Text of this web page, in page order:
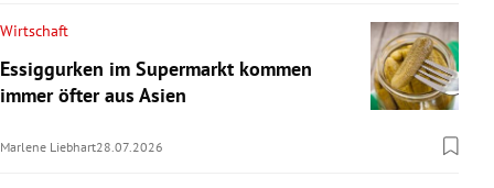
Wirtschaft
Essiggurken im Supermarkt kommen
immer öfter aus Asien
Marlene Liebhart28.07.2026